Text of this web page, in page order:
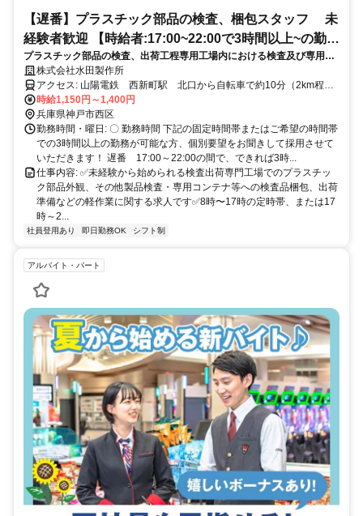
【遅番】プラスチック部品の検査、梱包スタッフ 未
経験者歓迎 【時給者:17:00~22:00で3時間以上~の勤務
に柔軟対応!】
プラスチック部品の検査、出荷工程専用工場内における検査及び専用箱
への梱包、出荷補助など、初心者も大歓迎！
株式会社水田製作所
アクセス: 山陽電鉄 西新町駅 北口から自転車で約10分（2km程
度） 神姫バス 国道175号線 「吉田」バス停より徒歩6分程度 その
他、自転車通勤、バイクなど可能です。 ★ 自動車通勤の場合は近隣
駐車場をご自身で確保いただきます。
時給1,150円～1,400円
兵庫県神戸市西区
勤務時間・曜日: 〇 勤務時間 下記の固定時間帯またはご希望の時間帯
での3時間以上の勤務が可能な方、個別要望をお聞きして採用させて
いただきます！ 遅番 17:00～22:00の間で、できれば3時...
仕事内容: ✅未経験から始められる検査出荷専門工場でのプラスチッ
ク部品外観、その他製品検査・専用コンテナ等への検査品梱包、出荷
準備などの軽作業に関する求人です✅8時〜17時の定時帯、または17
時～2...
社員登用あり 即日勤務OK シフト制
アルバイト・パート